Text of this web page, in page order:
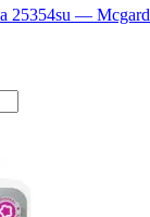
25354su — Mcgard